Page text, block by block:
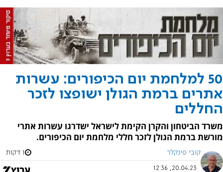
50 למלחמת יום הכיפורים: עשרות
אתרים ברמת הגולן ישופצו לזכר
החללים
משרד הביטחון והקרן הקימת לישראל ישדרגו עשרות אתרי
מורשת ברמת הגולן לזכר חללי מלחמת יום הכיפורים.
קובי פינקלר 1 דקות
20.04.23, 12:36